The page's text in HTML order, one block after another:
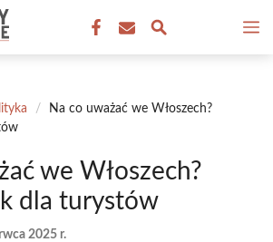
/
Na co uważać we Włoszech?
we Włoszech?
dla turystów
2025 r.